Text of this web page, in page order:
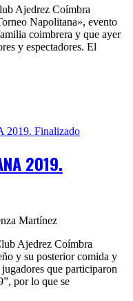
Ajedrez Coímbra
Napolitana», evento
coimbrera y que ayer
y espectadores. El
2019.
Martínez
Ajedrez Coímbra
y su posterior comida y
que participaron
por lo que se